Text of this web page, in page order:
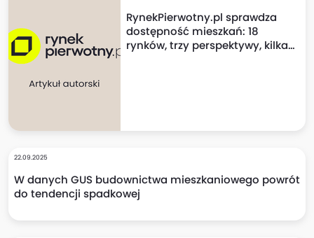
RynekPierwotny.pl sprawdza
dostępność mieszkań: 18
rynków, trzy perspektywy, kilka
22.09.2025
W danych GUS budownictwa mieszkaniowego powrót
do tendencji spadkowej